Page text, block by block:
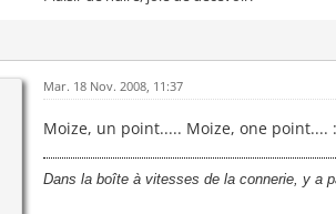
Mar. 18 Nov. 2008, 11:37
Moize, un point..... Moize, one point....
Dans la boîte à vitesses de la connerie, y a